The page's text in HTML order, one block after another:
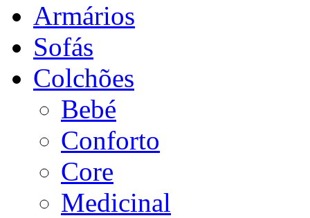
Armários
Sofás
Colchões
Bebé
Conforto
Core
Medicinal